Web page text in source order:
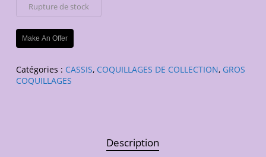
Rupture de stock
Make An Offer
Catégories : CASSIS, COQUILLAGES DE COLLECTION, GROS
COQUILLAGES
Description